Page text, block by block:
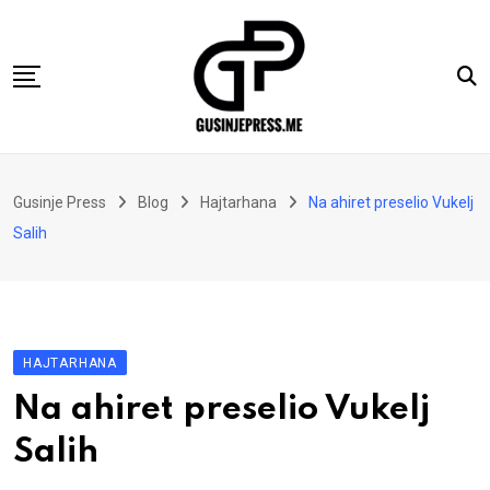
content
Vremeplov
Oglasi
Hajtarhana
Kontakt
Gusinje Press Blog Hajtarhana
Na ahiret preselio Vukelj
Salih
HAJTARHANA
Na ahiret preselio Vukelj
Salih